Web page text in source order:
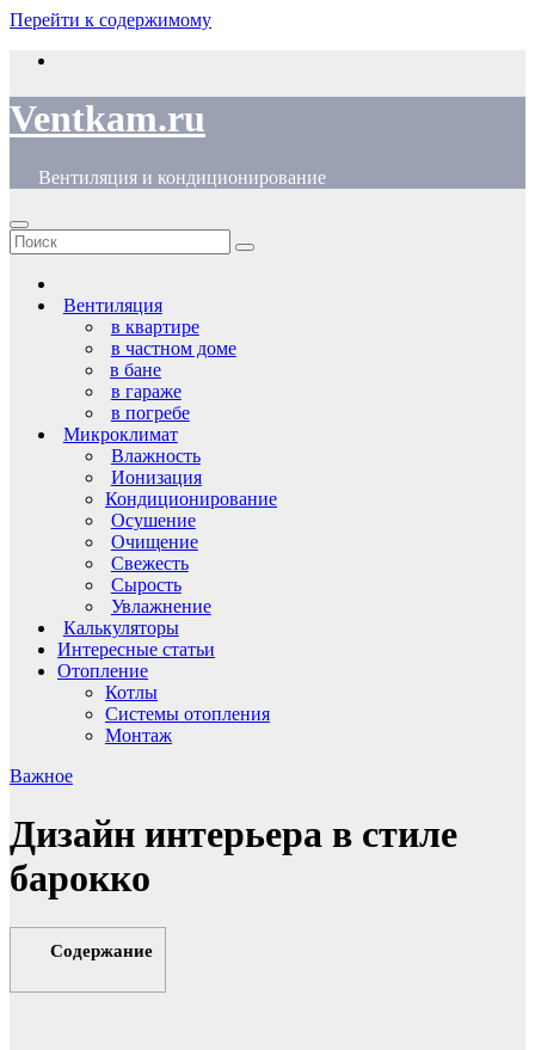
Перейти к содержимому
Ventkam.ru
Вентиляция и кондиционирование
Вентиляция
в квартире
в частном доме
в бане
в гараже
в погребе
Микроклимат
Влажность
Ионизация
Кондиционирование
Осушение
Очищение
Свежесть
Сырость
Увлажнение
Калькуляторы
Интересные статьи
Отопление
Котлы
Системы отопления
Монтаж
Важное
Дизайн интерьера в стиле
барокко
Содержание